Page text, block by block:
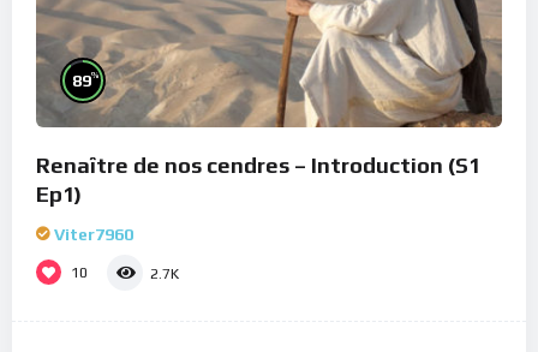
89%
Renaître de nos cendres – Introduction (S1
Ep1)
Viter7960
10 2.7K